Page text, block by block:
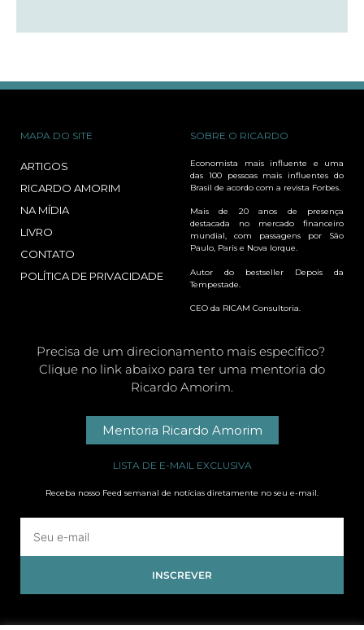
MAPA DO SITE
ARTIGOS
RICARDO AMORIM
NA MÍDIA
LIVRO
CONTATO
POLÍTICA DE PRIVACIDADE
SOBRE O RICARDO
Economista mais influente e uma
das 100 pessoas mais influentes do
Brasil de acordo com a revista Forbes.
Mais de 20 anos de presença
destacada no mercado financeiro
mundial, com passagens por São
Paulo, Paris e Nova Iorque.
Autor do bestseller Depois da
Tempestade.
CEO da RICAM Consultoria.
Precisa de um direcionamento mais específico?
Clique no link abaixo para ter uma mentoria do
Ricardo Amorim.
Mentoria Ricardo Amorim
LISTA DE E-MAIL EXCLUSIVA
Receba nosso Feed semanal de notícias diretamente no seu e-mail.
INSCREVER